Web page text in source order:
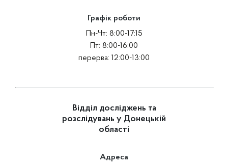
Графік роботи
Пн-Чт: 8:00-17:15
Пт: 8:00-16:00
перерва: 12:00-13:00
Відділ досліджень та
розслідувань у Донецькій
області
Адреса